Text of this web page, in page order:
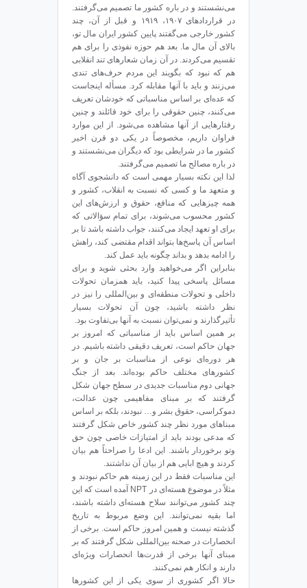
می‌نشستند و در باره کشور ما تصمیم می‌گرفتند.
در قراردادهای ۱۹۰۷، ۱۹۱۹ و قبل از آن، چند
کشور خارجی می‌گفتند پایین کشور ایران مال تو،
بالای آن مال ما. بعد هم حوزه نفوذی را برای هم
تقسیم می‌کردند. در آن زمان شعارهای تند انقلابی
هم که نبود که بگویند این مردم حرف‌های تندی
می‌زنند و باید با آنها مقابله ‌کرد. مسأله اینجاست
که عده‌ای بر اساس مناسباتی که خودشان تعریف
می‌کنند، چنین حقوقی را برای خود قائلند و چنین
رفتارهایی از آنها مشاهده می‌شود. از این موارد
فراوان داریم، مخصوصاً در یکی دو قرن اخیر
کشور ما در شرایطی بود که دیگران می‌نشستند و
در باره مصالح ما تصمیم می‌گرفتند.
لذا این نکته بسیار مهمی است که دانشجوی آگاه
و متعهد ما و کسی که نسبت به انقلاب، کشور و
همه چیزهایی که منافع، حقوق و ارزش‌های این
کشور محسوب می‌شوند، برای تمام سؤالاتی که
برای او تعهد ایجاد می‌کنند، جواب داشته باشد تا بر
اساس آن پاسخ‌ها بتواند اقدام مقتضی کند، راهش
را ادامه بدهد و بداند چگونه باید عمل کند.
بنابراین اگر می‌خواهید وارد بحثی شوید و برای
مسائل پاسخی پیدا کنید، باید همزمان تحولات
داخلی و تحولات منطقه‌ای و بین‌المللی را نیز در
نظر داشته باشید، چون آن تحولات بسیار
تأثیرگذارند و نمی‌توان نسبت به آنها بی‌تفاوت بود.
بر همین اساس باید از مناسباتی که امروز بر
جهان حاکم است، تعریف دقیقی داشته باشیم. در
هر دوره‌ای نوعی از مناسبات بر جان و بر
کشورهای مختلف حاکم بوده‌اند. بعد از جنگ
جهانی دوم مناسبات جدیدی در سطح جهان شکل
گرفتند که بر مبنای مفاهیمی چون عدالت،
دموکراسی، حقوق بشر و… نبودند، بلکه بر اساس
مبناهای مورد نظر چند کشور خاص شکل گرفتند
که مدعی بودند باید از امتیازات خاصی چون حق
وتو برخوردار باشند. این ادعا را صراحتاً هم بیان
کردند و هیچ ابایی هم از بیان آن نداشتند.
این مناسبات فقط در این زمینه هم حاکم نبودند و
مثلاً در موضوع هسته‌ای در NPT آمده است که این
چند کشور می‌توانند سلاح هسته‌ای داشته باشند،
اما بقیه نمی‌توانند. این وضع مربوط به تاریخ
گذشته نیست و همین امروز حاکم است. برخی از
انحصارات در صحنه بین‌المللی شکل گرفتند که بر
مبنای آنها برخی از قدرت‌ها انحصارات ویژه‌ای
دارند و انکار هم نمی‌کنند.
حالا اگر کشوری از سوی یکی از این کشورها